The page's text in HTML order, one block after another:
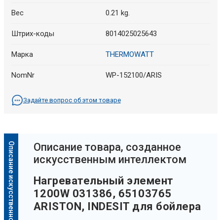
Вес 0.21 kg.
Штрих-коды 8014025025643
Марка THERMOWATT
NomNr WP-152100/ARIS
Задайте вопрос об этом товаре
Oписание товара, созданное
искусственным интеллектом
Нагревательный элемент
1200W 031386, 65103765
ARISTON, INDESIT для бойлера